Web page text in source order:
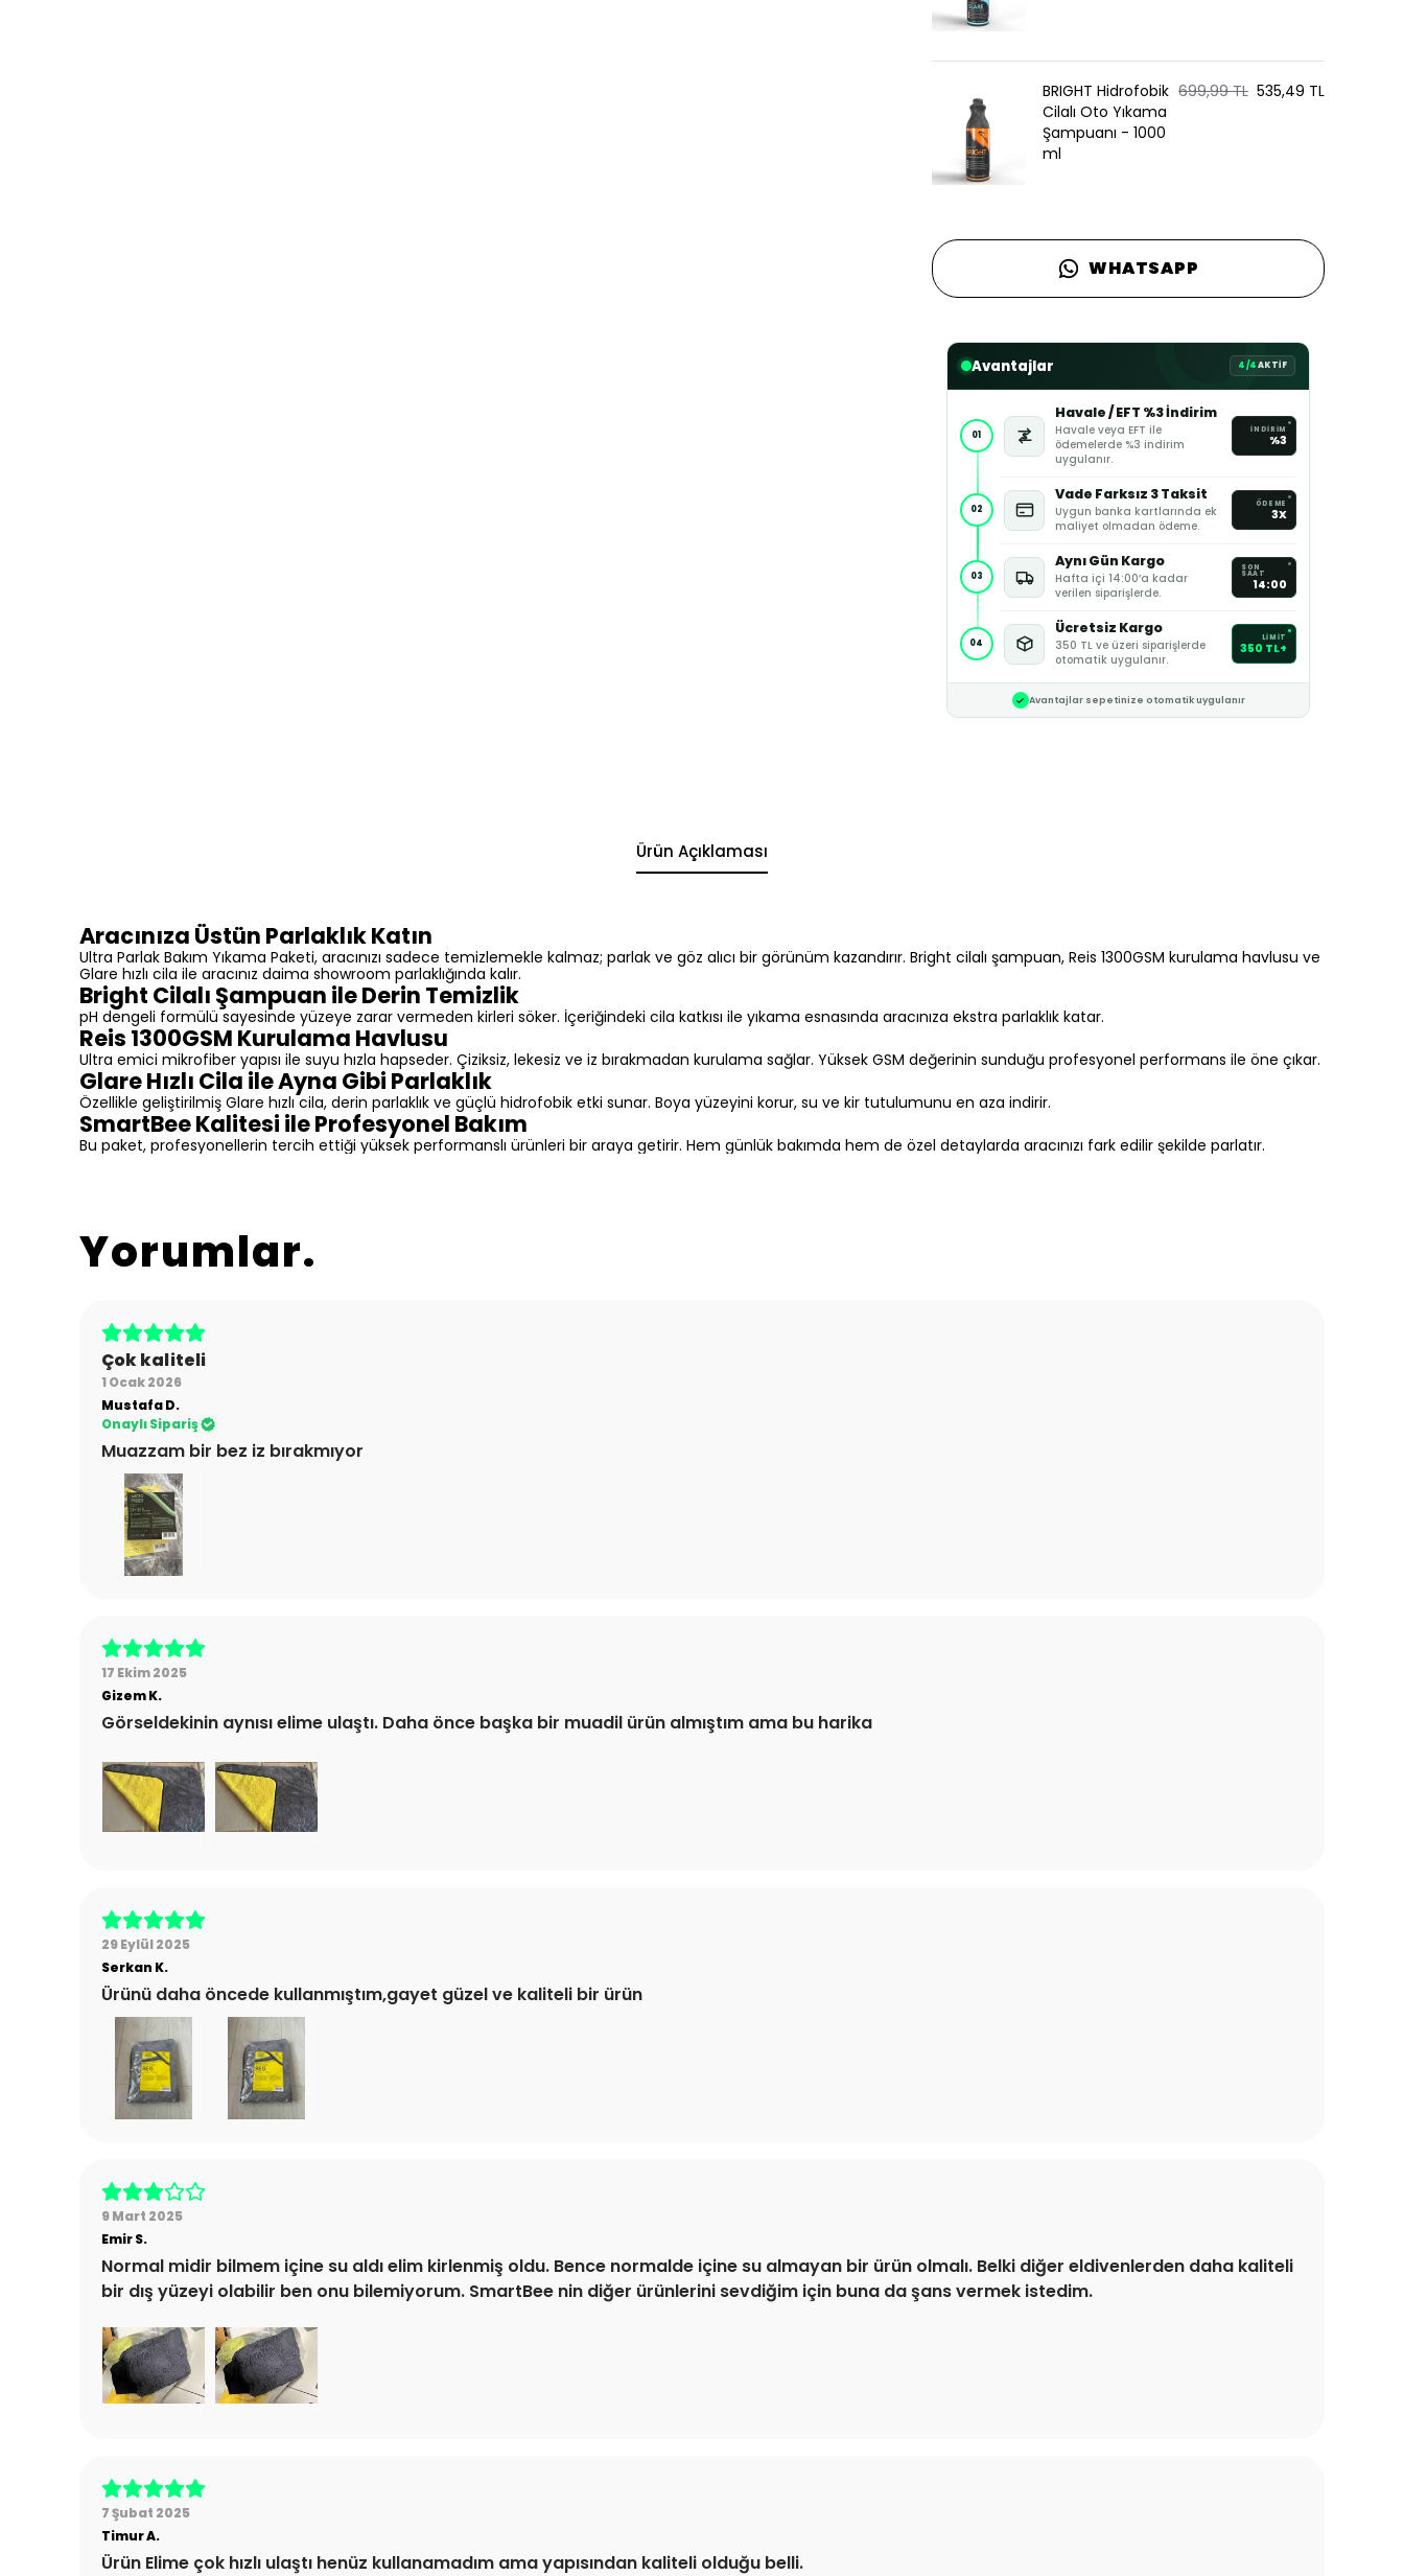
BRIGHT Hidrofobik
Cilalı Oto Yıkama
Şampuanı - 1000
ml
699,99 TL 535,49 TL
WHATSAPP
Avantajlar 4/4AKTİF
01
Havale / EFT %3 İndirim
Havale veya EFT ile
ödemelerde %3 indirim
uygulanır.
İNDİRİM
%3
02
Vade Farksız 3 Taksit
Uygun banka kartlarında ek
maliyet olmadan ödeme.
ÖDEME
3X
03
Aynı Gün Kargo
Hafta içi 14:00’a kadar
verilen siparişlerde.
SON
SAAT
14:00
04
Ücretsiz Kargo
350 TL ve üzeri siparişlerde
otomatik uygulanır.
LİMİT
350 TL+
Avantajlar sepetinize otomatik uygulanır
Ürün Açıklaması
Aracınıza Üstün Parlaklık Katın
Ultra Parlak Bakım Yıkama Paketi, aracınızı sadece temizlemekle kalmaz; parlak ve göz alıcı bir görünüm kazandırır. Bright cilalı şampuan, Reis 1300GSM kurulama havlusu ve
Glare hızlı cila ile aracınız daima showroom parlaklığında kalır.
Bright Cilalı Şampuan ile Derin Temizlik
pH dengeli formülü sayesinde yüzeye zarar vermeden kirleri söker. İçeriğindeki cila katkısı ile yıkama esnasında aracınıza ekstra parlaklık katar.
Reis 1300GSM Kurulama Havlusu
Ultra emici mikrofiber yapısı ile suyu hızla hapseder. Çiziksiz, lekesiz ve iz bırakmadan kurulama sağlar. Yüksek GSM değerinin sunduğu profesyonel performans ile öne çıkar.
Glare Hızlı Cila ile Ayna Gibi Parlaklık
Özellikle geliştirilmiş Glare hızlı cila, derin parlaklık ve güçlü hidrofobik etki sunar. Boya yüzeyini korur, su ve kir tutulumunu en aza indirir.
SmartBee Kalitesi ile Profesyonel Bakım
Bu paket, profesyonellerin tercih ettiği yüksek performanslı ürünleri bir araya getirir. Hem günlük bakımda hem de özel detaylarda aracınızı fark edilir şekilde parlatır.
Yorumlar
Çok kaliteli
1 Ocak 2026
MustafaD.
Onaylı Sipariş
Muazzam bir bez iz bırakmıyor
17 Ekim 2025
GizemK.
Görseldekinin aynısı elime ulaştı. Daha önce başka bir muadil ürün almıştım ama bu harika
29 Eylül 2025
Serkan K.
Ürünü daha öncede kullanmıştım,gayet güzel ve kaliteli bir ürün
9 Mart 2025
EmirS.
Normal midir bilmem içine su aldı elim kirlenmiş oldu. Bence normalde içine su almayan bir ürün olmalı. Belki diğer eldivenlerden daha kaliteli
bir dış yüzeyi olabilir ben onu bilemiyorum. SmartBee nin diğer ürünlerini sevdiğim için buna da şans vermek istedim.
7 Şubat 2025
TimurA.
Ürün Elime çok hızlı ulaştı henüz kullanamadım ama yapısından kaliteli olduğu belli.